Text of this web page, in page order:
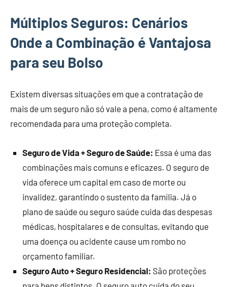
Múltiplos Seguros: Cenários
Onde a Combinação é Vantajosa
para seu Bolso
Existem diversas situações em que a contratação de
mais de um seguro não só vale a pena, como é altamente
recomendada para uma proteção completa.
Seguro de Vida + Seguro de Saúde: Essa é uma das
combinações mais comuns e eficazes. O seguro de
vida oferece um capital em caso de morte ou
invalidez, garantindo o sustento da família. Já o
plano de saúde ou seguro saúde cuida das despesas
médicas, hospitalares e de consultas, evitando que
uma doença ou acidente cause um rombo no
orçamento familiar.
Seguro Auto + Seguro Residencial: São proteções